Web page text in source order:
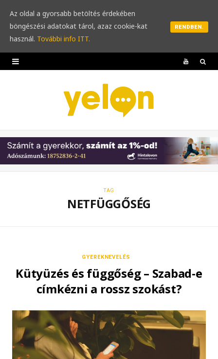
Y
u
b
e
TAG
NETFÜGGŐSÉG
GYEREKNEVELÉS
Kütyüzés és függőség – Szabad-e
címkézni a rossz szokást?
Az oldal a gyorsabb betöltés érdekében
böngészési adatokat tárol, azaz cookie-kat
használ. További info ITT.
RENDBEN.